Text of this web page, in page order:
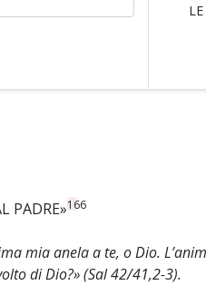
PADRE»166
mia anela a te, o Dio.
di Dio?» (Sal 42/41,2-3).